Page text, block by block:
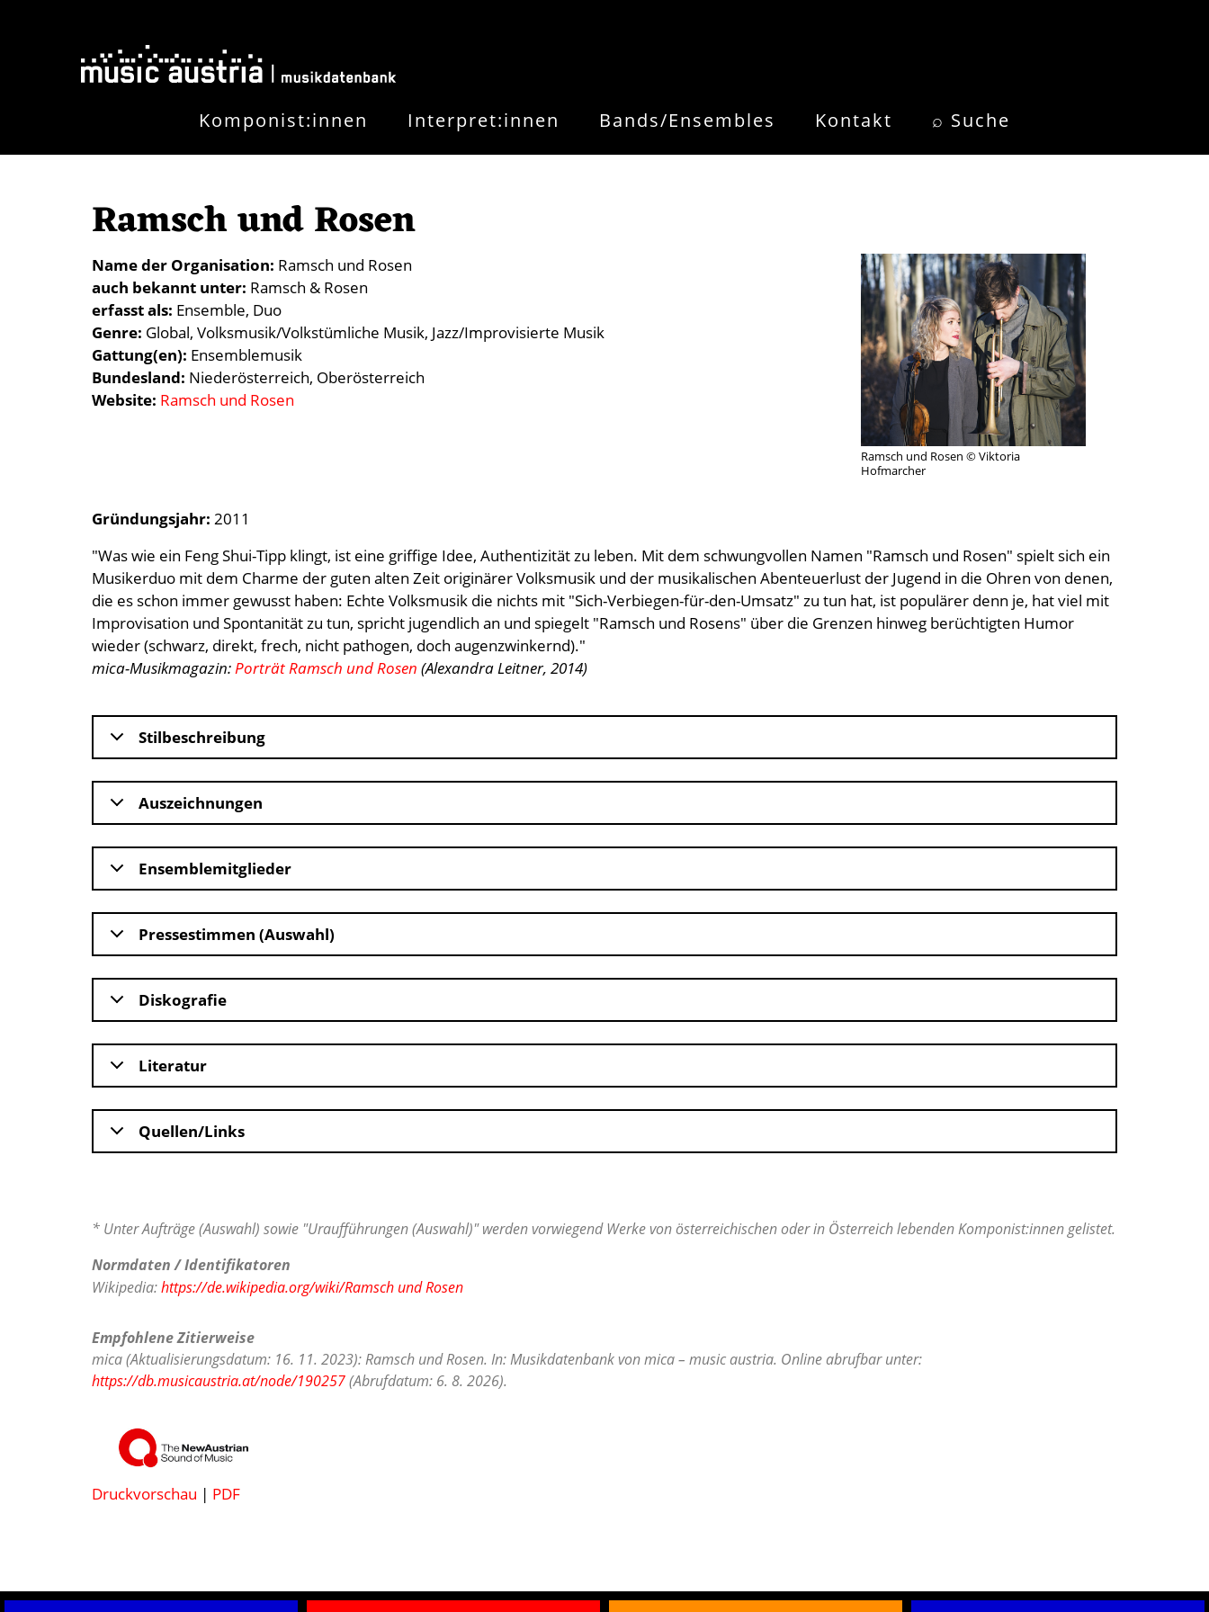
Komponist:innen Interpret:innen Bands/Ensembles Kontakt ⌕ Suche
Ramsch und Rosen
Name der Organisation Ramsch und Rosen
auch bekannt unter Ramsch & Rosen
erfasst als Ensemble Duo
Genre Global Volksmusik/Volkstümliche Musik Jazz/Improvisierte Musik
Gattung(en) Ensemblemusik
Bundesland Niederösterreich Oberösterreich
Website Ramsch und Rosen
Ramsch und Rosen © Viktoria
Hofmarcher
Gründungsjahr: 2011
"Was wie ein Feng Shui-Tipp klingt, ist eine griffige Idee, Authentizität zu leben. Mit dem schwungvollen Namen "Ramsch und Rosen" spielt sich ein
Musikerduo mit dem Charme der guten alten Zeit originärer Volksmusik und der musikalischen Abenteuerlust der Jugend in die Ohren von denen,
die es schon immer gewusst haben: Echte Volksmusik die nichts mit "Sich-Verbiegen-für-den-Umsatz" zu tun hat, ist populärer denn je, hat viel mit
Improvisation und Spontanität zu tun, spricht jugendlich an und spiegelt "Ramsch und Rosens" über die Grenzen hinweg berüchtigten Humor
wieder (schwarz, direkt, frech, nicht pathogen, doch augenzwinkernd)."
mica-Musikmagazin:Porträt Ramsch und Rosen (Alexandra Leitner, 2014)
Stilbeschreibung
Auszeichnungen
Ensemblemitglieder
Pressestimmen (Auswahl)
Diskografie
Literatur
Quellen/Links
* Unter Aufträge (Auswahl) sowie "Uraufführungen (Auswahl)" werden vorwiegend Werke von österreichischen oder in Österreich lebenden Komponist:innen gelistet.
Normdaten / Identifikatoren
Wikipedia:https://de.wikipedia.org/wiki/Ramsch und Rosen
Empfohlene Zitierweise
mica (Aktualisierungsdatum: 16. 11. 2023): Ramsch und Rosen. In: Musikdatenbank von mica – music austria. Online abrufbar unter:
https://db.musicaustria.at/node/190257(Abrufdatum: 6. 8. 2026).
Druckvorschau | PDF